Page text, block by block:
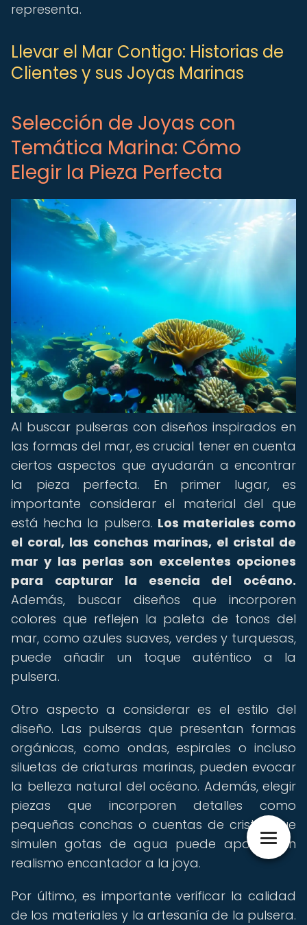
representa.
Llevar el Mar Contigo: Historias de
Clientes y sus Joyas Marinas
Selección de Joyas con
Temática Marina: Cómo
Elegir la Pieza Perfecta
Al buscar pulseras con diseños inspirados en
las formas del mar, es crucial tener en cuenta
ciertos aspectos que ayudarán a encontrar
la pieza perfecta. En primer lugar, es
importante considerar el material del que
está hecha la pulsera. Los materiales como
el coral, las conchas marinas, el cristal de
mar y las perlas son excelentes opciones
para capturar la esencia del océano.
Además, buscar diseños que incorporen
colores que reflejen la paleta de tonos del
mar, como azules suaves, verdes y turquesas,
puede añadir un toque auténtico a la
pulsera.
Otro aspecto a considerar es el estilo del
diseño. Las pulseras que presentan formas
orgánicas, como ondas, espirales o incluso
siluetas de criaturas marinas, pueden evocar
la belleza natural del océano. Además, elegir
piezas que incorporen detalles como
pequeñas conchas o cuentas de cristal que
simulen gotas de agua puede aportar un
realismo encantador a la joya.
Por último, es importante verificar la calidad
de los materiales y la artesanía de la pulsera.